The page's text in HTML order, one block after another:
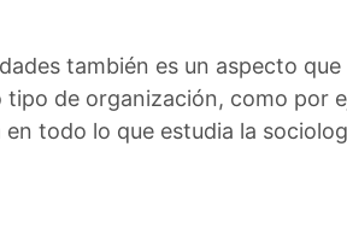
también es un aspecto
de organización, como por
todo lo que estudia la